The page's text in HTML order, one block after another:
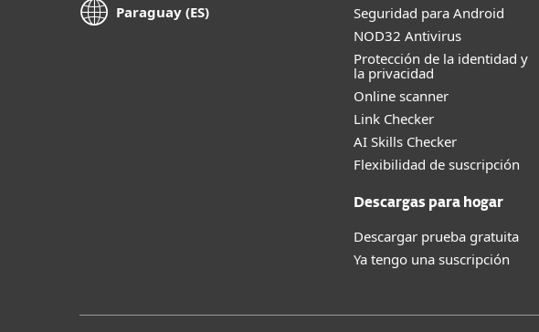
Paraguay (ES)
Seguridad para Android
NOD32 Antivirus
Protección de la identidad y
la privacidad
Online scanner
Link Checker
AI Skills Checker
Flexibilidad de suscripción
Descargas para hogar
Descargar prueba gratuita
Ya tengo una suscripción